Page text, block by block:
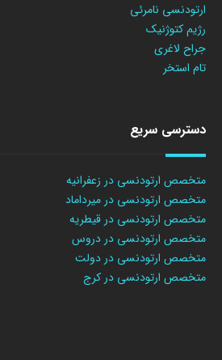
ارتودنسی نامرئی
رژیم کتوژنیک
جراح لاغری
تام استخر
دسترسی سریع
متخصص ارتودنسی در زعفرانیه
متخصص ارتودنسی در میرداماد
متخصص ارتودنسی در قیطریه
متخصص ارتودنسی در دروس
متخصص ارتودنسی در دولت
متخصص ارتودنسی در کرج